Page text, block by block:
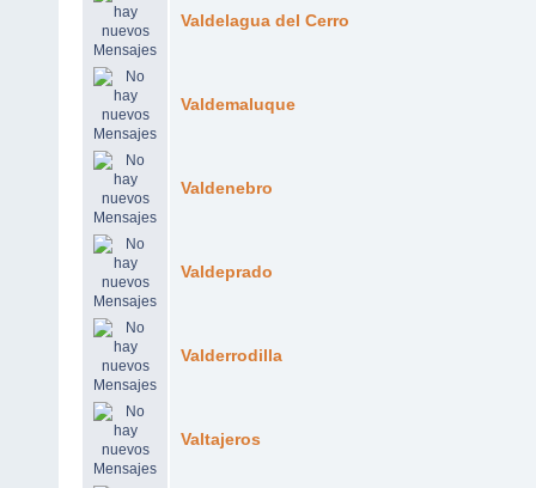
Valdelagua del Cerro
Valdemaluque
Valdenebro
Valdeprado
Valderrodilla
Valtajeros